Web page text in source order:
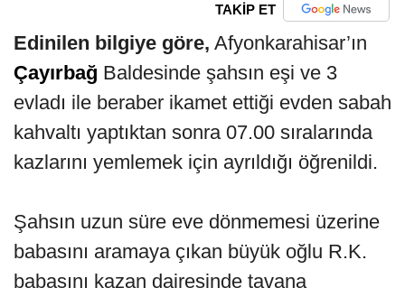
TAKİP ET
Edinilen bilgiye göre, Afyonkarahisar’ın
Çayırbağ Baldesinde şahsın eşi ve 3
evladı ile beraber ikamet ettiği evden sabah
kahvaltı yaptıktan sonra 07.00 sıralarında
kazlarını yemlemek için ayrıldığı öğrenildi.
Şahsın uzun süre eve dönmemesi üzerine
babasını aramaya çıkan büyük oğlu R.K.
babasını kazan dairesinde tavana